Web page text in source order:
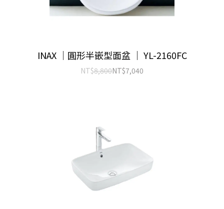
INAX ｜圓形半嵌型面盆 ｜ YL-2160FC
NT$8,800NT$7,040